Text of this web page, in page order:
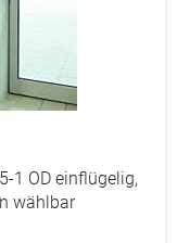
1 OD einflügelig,
wählbar